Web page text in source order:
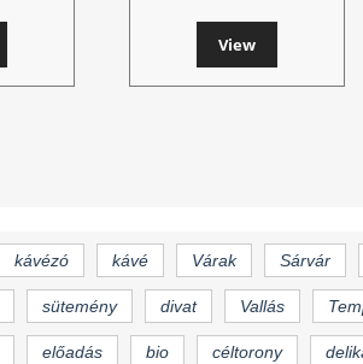
View
kávézó kávé Várak Sárvár
sütemény divat Vallás
előadás bio céltorony